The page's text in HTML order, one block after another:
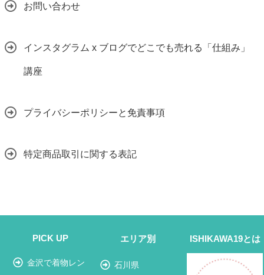
お問い合わせ
インスタグラム x ブログでどこでも売れる「仕組み」
講座
プライバシーポリシーと免責事項
特定商品取引に関する表記
PICK UP
金沢で着物レン
エリア別
石川県
ISHIKAWA19とは